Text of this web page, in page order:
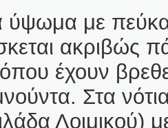
ύψωμα με
ακριβώς
έχουν
Στα
Λοιμικού)